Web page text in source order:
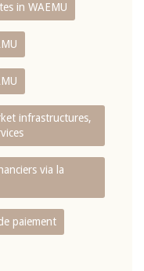
in WAEMU
infrastructures,
via la
paiement